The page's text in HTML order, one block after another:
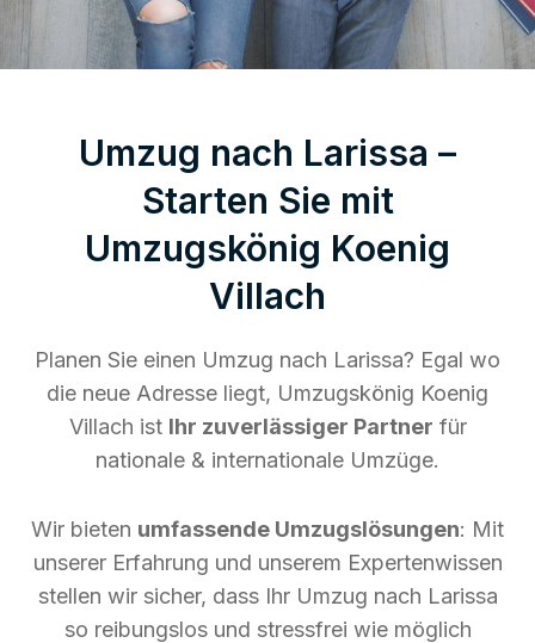
Umzug nach Larissa –
Starten Sie mit
Umzugskönig Koenig
Villach
Planen Sie einen Umzug nach Larissa? Egal wo
die neue Adresse liegt, Umzugskönig Koenig
Villach ist Ihr zuverlässiger Partner für
nationale & internationale Umzüge.
Wir bieten umfassende Umzugslösungen: Mit
unserer Erfahrung und unserem Expertenwissen
stellen wir sicher, dass Ihr Umzug nach Larissa
so reibungslos und stressfrei wie möglich